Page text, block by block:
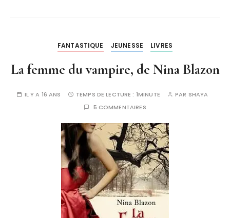
FANTASTIQUE JEUNESSE LIVRES
La femme du vampire, de Nina Blazon
IL Y A 16 ANS TEMPS DE LECTURE : 1MINUTE PAR SHAYA
5 COMMENTAIRES